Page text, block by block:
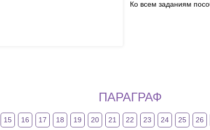
Ко всем заданиям
ПАРАГРАФ
15 16 17 18 19 20 21 22 23 24 25 26